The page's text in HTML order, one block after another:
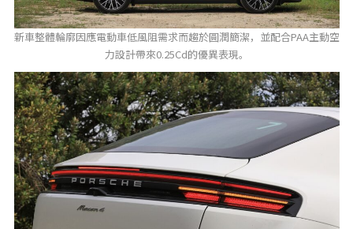
新車整體輪廓因應電動車低風阻需求而趨於圓潤簡潔，並配合PAA主動空
力設計帶來0.25Cd的優異表現。